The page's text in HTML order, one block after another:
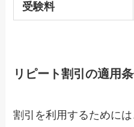
受験料
リピート割引の適用
割引を利用するために